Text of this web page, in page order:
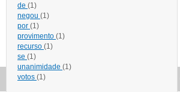
de (1)
negou (1)
por (1)
provimento (1)
recurso (1)
se (1)
unanimidade (1)
votos (1)